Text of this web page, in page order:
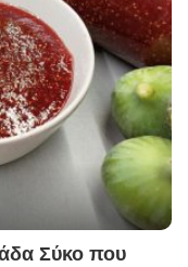
Σύκο που